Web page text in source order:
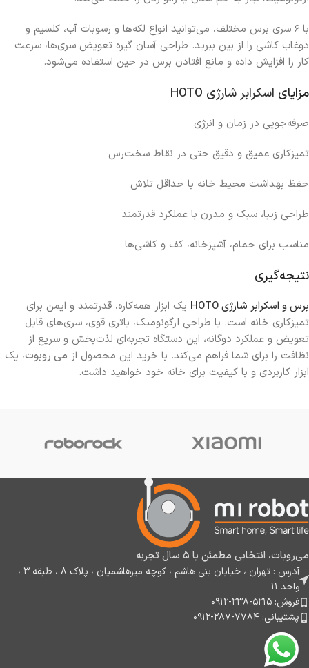
با ۶ سری برس مختلف، می‌توانید انواع لکه‌ها و رسوبات آب، کلسیم و
دوغاب کاشی را از بین ببرید. طراحی آسان گیره تعویض سری‌ها، سرعت
کار را افزایش داده و مانع افتادن برس در حین استفاده می‌شود.
مزایای اسکرابر شارژی HOTO
صرفه‌جویی در زمان و انرژی
تمیزکاری عمیق و دقیق حتی در نقاط سخت‌رس
حفظ بهداشت محیط خانه با حداقل تلاش
طراحی زیبا، سبک و مدرن با عملکرد قدرتمند
مناسب برای حمام، آشپزخانه، کف و کاشی‌ها
نتیجه‌گیری
برس و اسکرابر شارژی HOTO
یک ابزار همه‌کاره، قدرتمند و ایمن برای
تمیزکاری خانه است. با طراحی ارگونومیک، باتری قوی، سری‌های قابل
تعویض و عملکرد دوگانه، این دستگاه تجربه‌ای لذت‌بخش و سریع از
نظافت را برای شما فراهم می‌کند. با خرید این محصول از می روبوت، یک
ابزار کاربردی و با کیفیت برای خانه خود خواهید داشت.
می‌روبات، انتخابی مطمئن با ۵ سال تجربه
آدرس : تهران ، خیابان بنی هاشم ، کوچه میرهاشمیان ، پلاک ۸ ، طبقه ۳ ،
واحد ۱۱
فروش: ۵۲۱۵-۲۳۸-۰۹۱۲
پشتیبانی: ۷۷۸۴-۲۸۷-۰۹۱۲